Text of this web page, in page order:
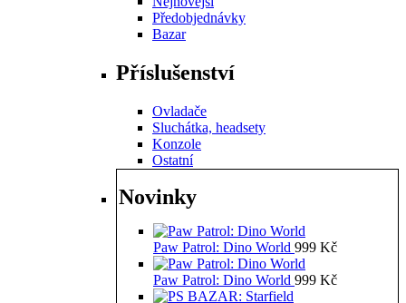
Předobjednávky
Bazar
Příslušenství
Ovladače
Sluchátka, headsety
Konzole
Ostatní
Novinky
Paw Patrol: Dino World 999 Kč
Paw Patrol: Dino World 999 Kč